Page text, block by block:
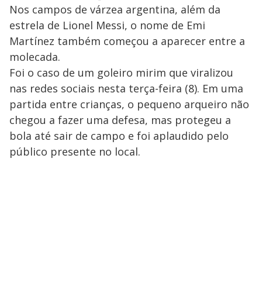
Nos campos de várzea argentina, além da
estrela de Lionel Messi, o nome de Emi
Martínez também começou a aparecer entre a
molecada.
Foi o caso de um goleiro mirim que viralizou
nas redes sociais nesta terça-feira (8). Em uma
partida entre crianças, o pequeno arqueiro não
chegou a fazer uma defesa, mas protegeu a
bola até sair de campo e foi aplaudido pelo
público presente no local.